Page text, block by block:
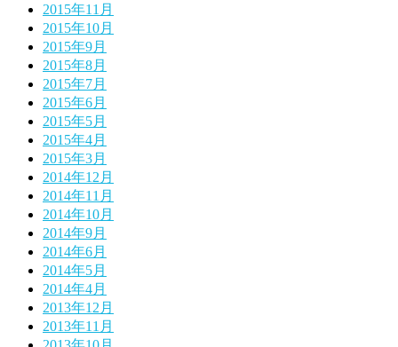
2015年11月
2015年10月
2015年9月
2015年8月
2015年7月
2015年6月
2015年5月
2015年4月
2015年3月
2014年12月
2014年11月
2014年10月
2014年9月
2014年6月
2014年5月
2014年4月
2013年12月
2013年11月